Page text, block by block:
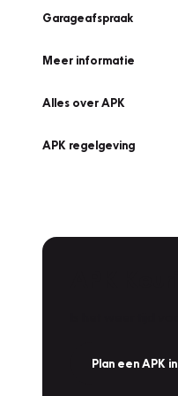
Garageafspraak
Meer informatie
Alles over APK
APK regelgeving
Plan een APK in